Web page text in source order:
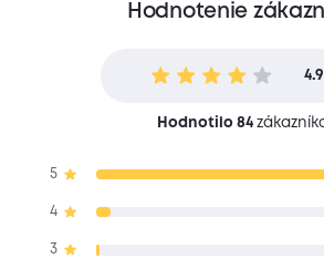
Hodnotenie
Hodnotilo 84
5
4
3